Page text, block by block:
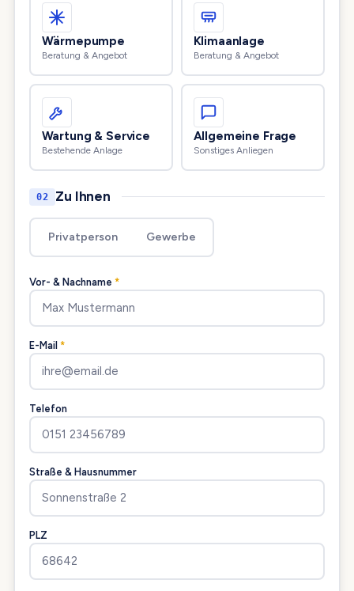
Wärmepumpe
Beratung & Angebot
Klimaanlage
Beratung & Angebot
Wartung & Service
Bestehende Anlage
Allgemeine Frage
Sonstiges Anliegen
02 Zu Ihnen
Privatperson Gewerbe
Vor- & Nachname *
E-Mail *
Telefon
Straße & Hausnummer
PLZ